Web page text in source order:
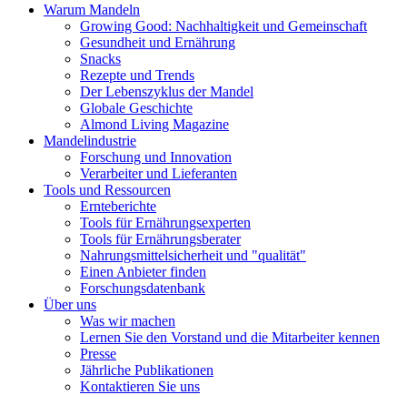
Warum Mandeln
Growing Good: Nachhaltigkeit und Gemeinschaft
Gesundheit und Ernährung
Snacks
Rezepte und Trends
Der Lebenszyklus der Mandel
Globale Geschichte
Almond Living Magazine
Mandelindustrie
Forschung und Innovation
Verarbeiter und Lieferanten
Tools und Ressourcen
Ernteberichte
Tools für Ernährungsexperten
Tools für Ernährungsberater
Nahrungsmittelsicherheit und "qualität"
Einen Anbieter finden
Forschungsdatenbank
Über uns
Was wir machen
Lernen Sie den Vorstand und die Mitarbeiter kennen
Presse
Jährliche Publikationen
Kontaktieren Sie uns